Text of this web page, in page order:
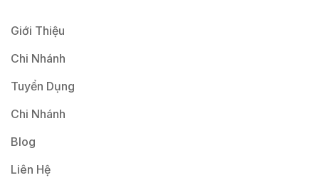
Giới Thiệu
Chi Nhánh
Tuyển Dụng
Chi Nhánh
Blog
Liên Hệ